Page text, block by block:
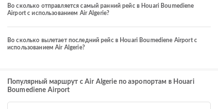
Во сколько отправляется самый ранний рейс в Houari Boumediene
Airport с использованием Air Algerie?
Во сколько вылетает последний рейс в Houari Boumediene Airport с
использованием Air Algerie?
Популярный маршрут с Air Algerie по аэропортам в Houari
Boumediene Airport